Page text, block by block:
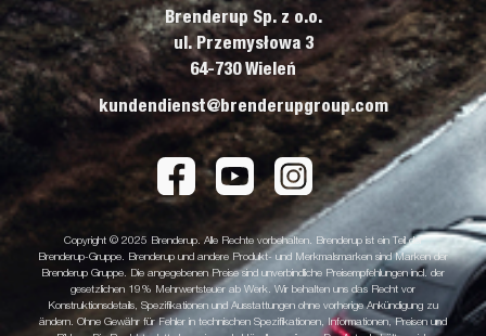
Brenderup Sp. z o.o.
ul. Przemysłowa 3
64-730 Wieleń
kundendienst@brenderupgroup.com
Copyright © 2025 Brenderup. Alle Rechte vorbehalten. Brenderup ist ein Teil der
Brenderup-Gruppe. Brenderup und andere Produkt- und Merkmalsmarken sind Marken der
Brenderup Gruppe. Die angegebenen Preise sind unverbindliche Preisempfehlungen incl. der
gesetzlichen 19% Mehrwertsteuer ab Werk. Wir behalten uns das Recht vor
Konstruktionsdetails, Spezifikationen und Ausstattungen ohne vorherige Ankündigung zu
ändern. Ohne Gewähr für Fehler in technischen Spezifikationen, Informationen, Preisen und